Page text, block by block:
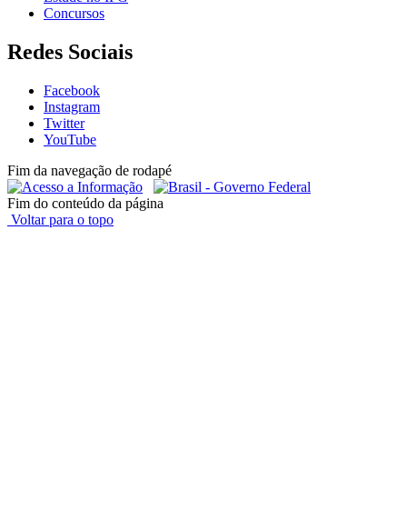
Concursos
Redes Sociais
Facebook
Instagram
Twitter
YouTube
Fim da navegação de rodapé
Fim do conteúdo da página
Voltar para o topo